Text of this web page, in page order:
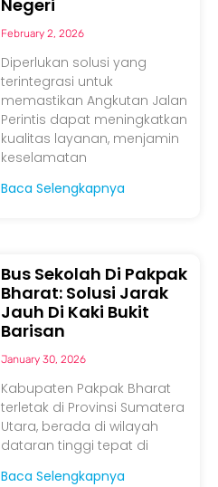
Negeri
February 2, 2026
Diperlukan solusi yang
terintegrasi untuk
memastikan Angkutan Jalan
Perintis dapat meningkatkan
kualitas layanan, menjamin
keselamatan
Baca Selengkapnya
Bus Sekolah Di Pakpak
Bharat: Solusi Jarak
Jauh Di Kaki Bukit
Barisan
January 30, 2026
Kabupaten Pakpak Bharat
terletak di Provinsi Sumatera
Utara, berada di wilayah
dataran tinggi tepat di
Baca Selengkapnya